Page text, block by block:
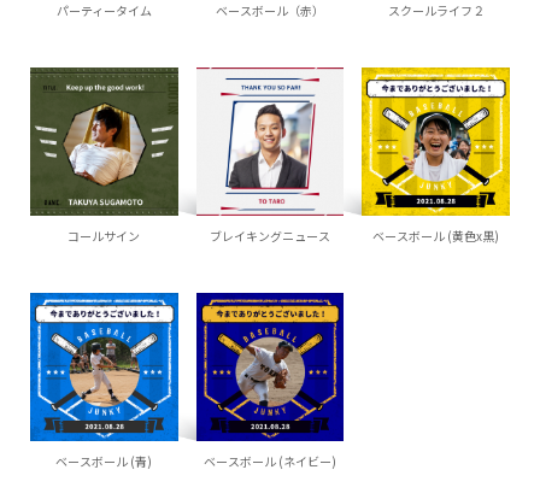
パーティータイム ベースボール（赤） スクールライフ２
コールサイン ブレイキングニュース ベースボール (黄色x黒)
ベースボール (青) ベースボール (ネイビー)